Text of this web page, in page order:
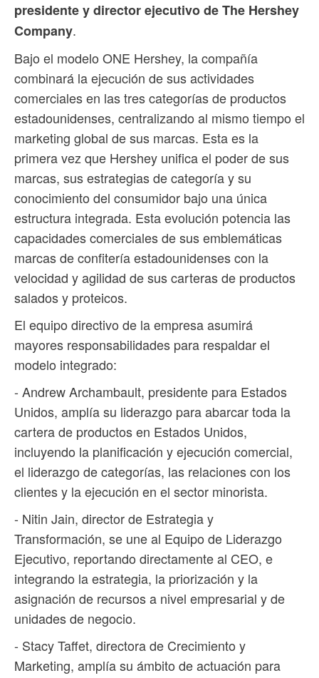
presidente y director ejecutivo de The Hershey
Company.
Bajo el modelo ONE Hershey, la compañía
combinará la ejecución de sus actividades
comerciales en las tres categorías de productos
estadounidenses, centralizando al mismo tiempo el
marketing global de sus marcas. Esta es la
primera vez que Hershey unifica el poder de sus
marcas, sus estrategias de categoría y su
conocimiento del consumidor bajo una única
estructura integrada. Esta evolución potencia las
capacidades comerciales de sus emblemáticas
marcas de confitería estadounidenses con la
velocidad y agilidad de sus carteras de productos
salados y proteicos.
El equipo directivo de la empresa asumirá
mayores responsabilidades para respaldar el
modelo integrado:
- Andrew Archambault, presidente para Estados
Unidos, amplía su liderazgo para abarcar toda la
cartera de productos en Estados Unidos,
incluyendo la planificación y ejecución comercial,
el liderazgo de categorías, las relaciones con los
clientes y la ejecución en el sector minorista.
- Nitin Jain, director de Estrategia y
Transformación, se une al Equipo de Liderazgo
Ejecutivo, reportando directamente al CEO, e
integrando la estrategia, la priorización y la
asignación de recursos a nivel empresarial y de
unidades de negocio.
- Stacy Taffet, directora de Crecimiento y
Marketing, amplía su ámbito de actuación para